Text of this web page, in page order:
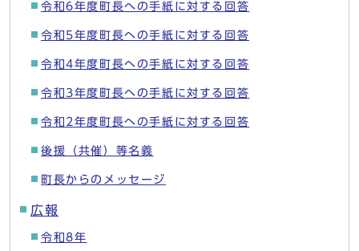
令和6年度町長への手紙に対する回答
令和5年度町長への手紙に対する回答
令和4年度町長への手紙に対する回答
令和3年度町長への手紙に対する回答
令和2年度町長への手紙に対する回答
後援（共催）等名義
町長からのメッセージ
広報
令和8年